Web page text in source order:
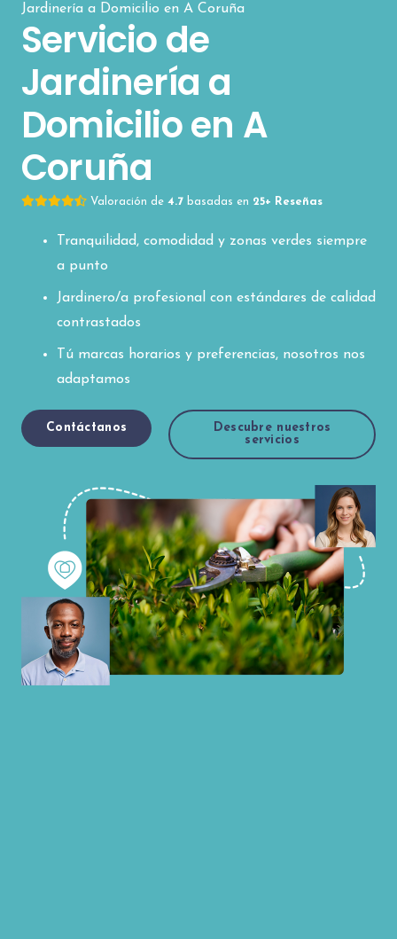
Jardinería a Domicilio en A Coruña
Servicio de
Jardinería a
Domicilio en A
Coruña
Valoración de 4.7 basadas en 25+ Reseñas
Tranquilidad, comodidad y zonas verdes siempre
a punto
Jardinero/a profesional con estándares de calidad
contrastados
Tú marcas horarios y preferencias, nosotros nos
adaptamos
Contáctanos
Descubre nuestros
servicios